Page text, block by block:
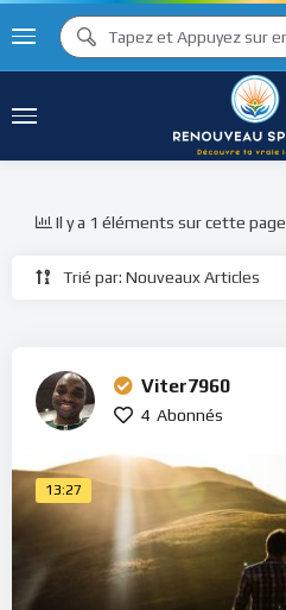
Trié par: Nouveaux Articles
Il y a 1 éléments sur cette page
Viter7960
4 Abonnés
13:27